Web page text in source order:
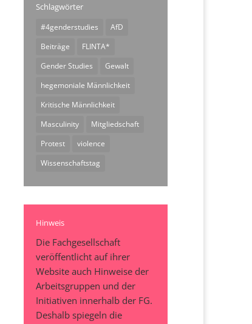
Schlagwörter
#4genderstudies
AfD
Beiträge
FLINTA*
Gender Studies
Gewalt
hegemoniale Männlichkeit
Kritische Männlichkeit
Masculinity
Mitgliedschaft
Protest
violence
Wissenschaftstag
Hinweis
Die Fachgesellschaft
veröffentlicht auf ihrer
Website auch Hinweise der
Arbeitsgruppen und der
Initiativen innerhalb der FG.
Deshalb spiegeln die